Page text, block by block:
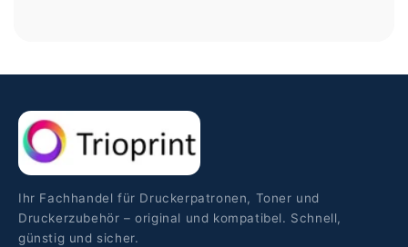
Ihr Fachhandel für Druckerpatronen, Toner und
Druckerzubehör – original und kompatibel. Schnell,
günstig und sicher.